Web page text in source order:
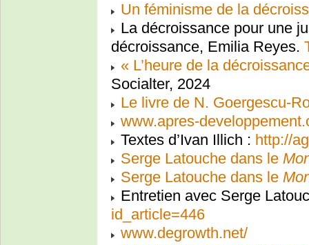
Un féminisme de la
La décroissance pour une
décroissance, Emilia Reyes.
« L’heure de la
Socialter, 2024
Le livre de N. Goergescu-
www.apres-
Textes d’Ivan Illich : http://
Serge Latouche dans le
Serge Latouche dans le
Entretien avec Serge
id_article=446
www.degrowth.net/